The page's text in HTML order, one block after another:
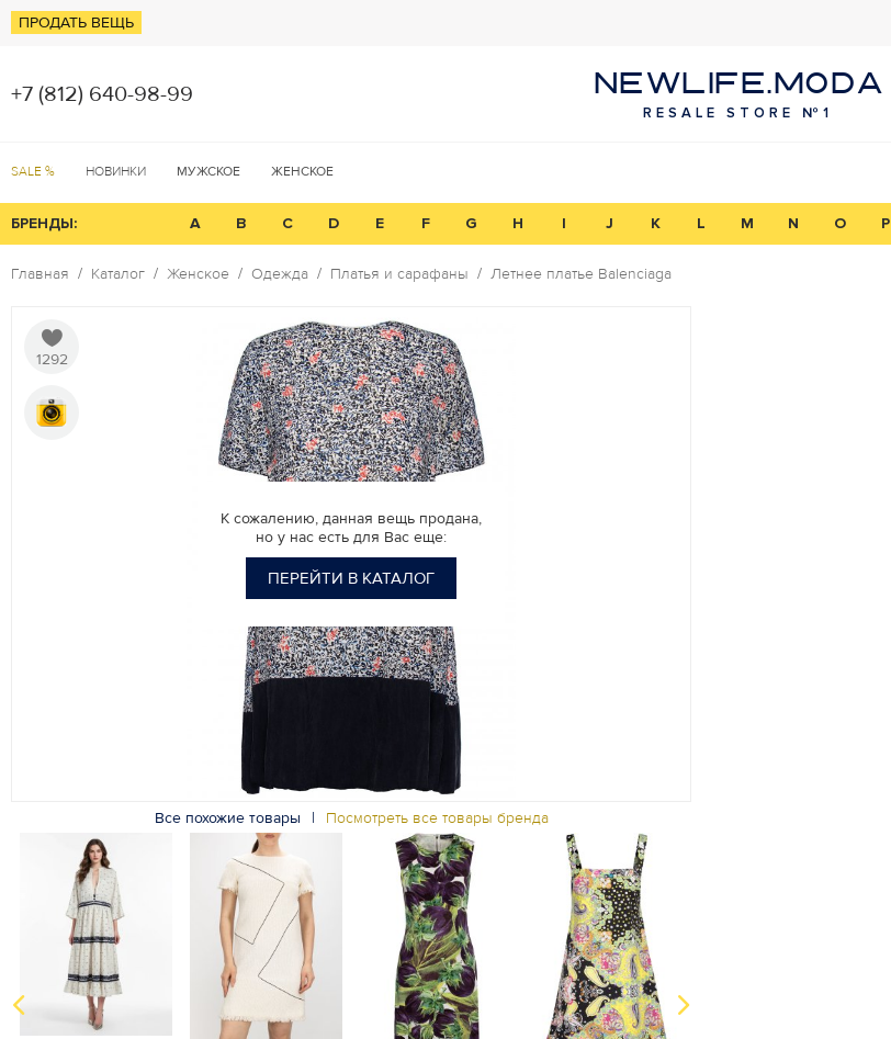
ПРОДАТЬ ВЕЩЬ
+7 (812) 640-98-99 NEWLIFE.MODA
RESALE STORE №1
SALE % НОВИНКИ МУЖСКОЕ ЖЕНСКОЕ
БРЕНДЫ: A B C D E F G H I J K L M N O P
Главная Каталог Женское Одежда Платья и сарафаны Летнее платье Balenciaga
1292
К сожалению, данная вещь продана,
но у нас есть для Вас еще:
ПЕРЕЙТИ В КАТАЛОГ
Все похожие товары | Посмотреть все товары бренда